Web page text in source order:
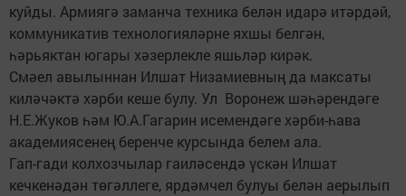
куйды. Армиягә заманча техника белән идарә итәрдәй,
коммуникатив технологияләрне яхшы белгән,
һәрьяктан югары хәзерлекле яшьләр кирәк.
Смәел авылыннан Илшат Низамиевның да максаты
киләчәктә хәрби кеше булу. Ул Воронеж шәһәрендәге
Н.Е.Жуков һәм Ю.А.Гагарин исемендәге хәрби-һава
академиясенең беренче курсында белем ала.
Гап-гади колхозчылар гаиләсендә үскән Илшат
кечкенәдән төгәллеге, ярдәмчел булуы белән аерылып